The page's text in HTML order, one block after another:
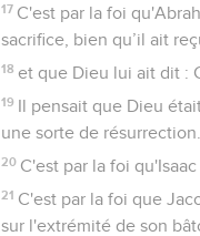
17 C'est par la foi
sacrifice, bien qu’il ait
18 et que Dieu lui ait dit :
19 Il pensait que Dieu
une sorte de résurrection.
20 C'est par la foi
21 C'est par la foi que
sur l'extrémité de son